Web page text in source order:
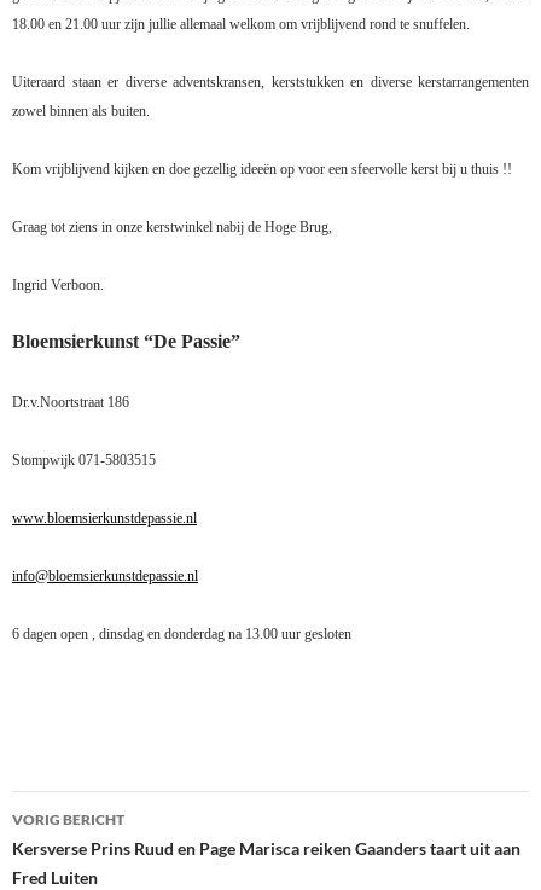
18.00 en 21.00 uur zijn jullie allemaal welkom om vrijblijvend rond te snuffelen.
Uiteraard staan er diverse adventskransen, kerststukken en diverse kerstarrangementen
zowel binnen als buiten.
Kom vrijblijvend kijken en doe gezellig ideeën op voor een sfeervolle kerst bij u thuis !!
Graag tot ziens in onze kerstwinkel nabij de Hoge Brug,
Ingrid Verboon.
Bloemsierkunst “De Passie”
Dr.v.Noortstraat 186
Stompwijk 071-5803515
www.bloemsierkunstdepassie.nl
info@bloemsierkunstdepassie.nl
6 dagen open , dinsdag en donderdag na 13.00 uur gesloten
Bericht
navigatie
VORIG BERICHT
Kersverse Prins Ruud en Page Marisca reiken Gaanders taart uit aan
Fred Luiten